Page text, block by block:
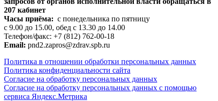
207 кабинет
Часы приёма: с понедельника по пятницу
с 9.00 до 15.00, обед с 13.30 до 14.00
Телефон/факс: +7 (812) 762-00-18
Email: pnd2.zapros@zdrav.spb.ru
Политика в отношении обработки персональных данных
Политика конфиденциальности сайта
Согласие на обработку персональных данных
Согласие на обработку персональных данных с помощью
сервиса Яндекс.Метрика